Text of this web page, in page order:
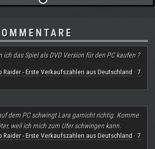
ich das Spiel als DVD Version für den PC kaufen ?
Raider - Erste Verkaufszahlen aus Deutschland · 7
dem PC schwingt Lara garnicht richtig. Komme
weil ich mich zum Ufer schwingen kann.
Raider - Erste Verkaufszahlen aus Deutschland · 7